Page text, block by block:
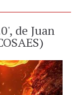
de Juan